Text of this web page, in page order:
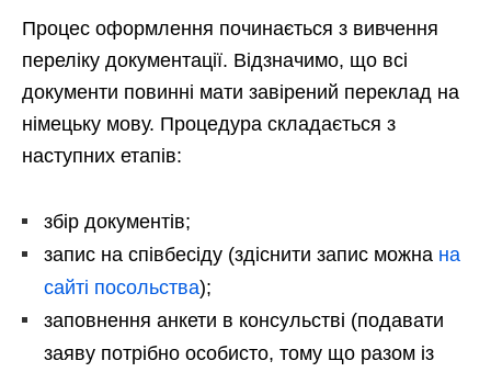
Процес оформлення починається з вивчення
переліку документації. Відзначимо, що всі
документи повинні мати завірений переклад на
німецьку мову. Процедура складається з
наступних етапів:
збір документів;
запис на співбесіду (здіснити запис можна на
сайті посольства);
заповнення анкети в консульстві (подавати
заяву потрібно особисто, тому що разом із